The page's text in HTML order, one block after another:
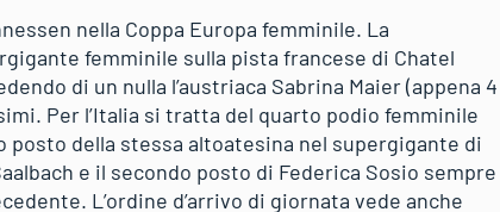
nella Coppa Europa femminile. La
femminile sulla pista francese di Chatel
di un nulla l’austriaca Sabrina Maier (appena 4
Per l’Italia si tratta del quarto podio femminile
posto della stessa altoatesina nel supergigante di
e il secondo posto di Federica Sosio sempre
L’ordine d’arrivo di giornata vede anche